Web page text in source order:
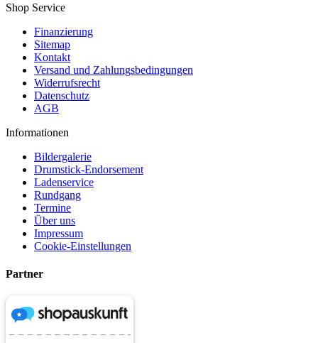
Shop Service
Finanzierung
Sitemap
Kontakt
Versand und Zahlungsbedingungen
Widerrufsrecht
Datenschutz
AGB
Informationen
Bildergalerie
Drumstick-Endorsement
Ladenservice
Rundgang
Termine
Über uns
Impressum
Cookie-Einstellungen
Partner